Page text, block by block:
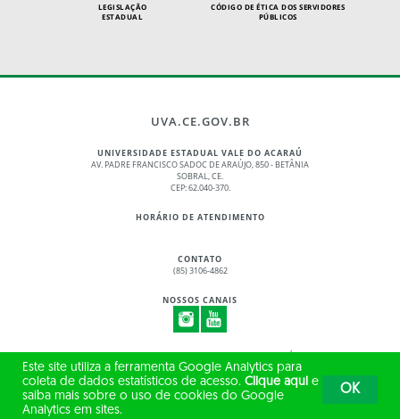
LEGISLAÇÃO
ESTADUAL
CÓDIGO DE ÉTICA DOS SERVIDORES
PÚBLICOS
UVA.CE.GOV.BR
UNIVERSIDADE ESTADUAL VALE DO ACARAÚ
AV. PADRE FRANCISCO SADOC DE ARAÚJO, 850 - BETÂNIA
SOBRAL, CE.
CEP: 62.040-370.
HORÁRIO DE ATENDIMENTO
CONTATO
(85) 3106-4862
NOSSOS CANAIS
© 2017 - 2026 – GOVERNO DO ESTADO DO CEARÁ
TODOS OS DIREITOS RESERVADOS
Este site utiliza a ferramenta Google Analytics para
coleta de dados estatísticos de acesso. Clique aqui e
saiba mais sobre o uso de cookies do Google
Analytics em sites.
OK